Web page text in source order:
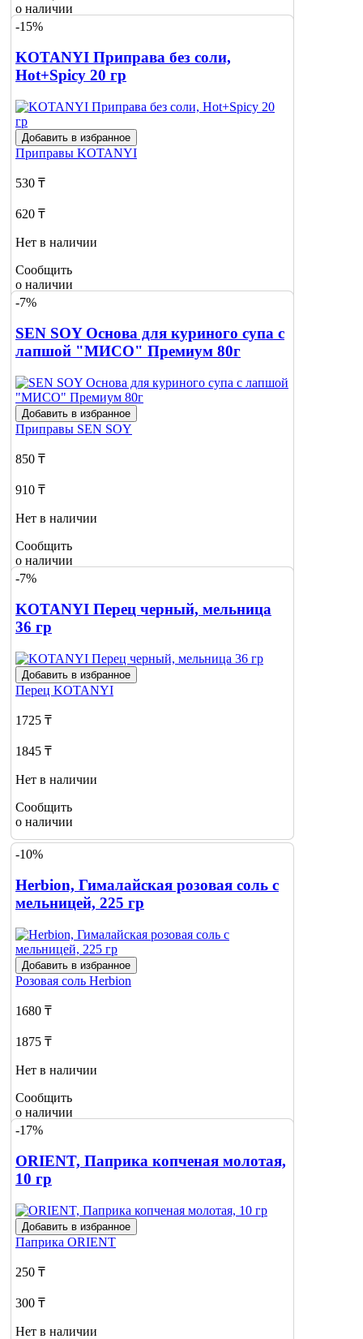
о наличии
-15%
KOTANYI Приправа без соли,
Hot+Spicy 20 гр
Добавить в избранное
Приправы KOTANYI
530 ₸
620 ₸
Нет в наличии
Сообщить
о наличии
-7%
SEN SOY Основа для куриного супа с
лапшой "МИСО" Премиум 80г
Добавить в избранное
Приправы SEN SOY
850 ₸
910 ₸
Нет в наличии
Сообщить
о наличии
-7%
KOTANYI Перец черный, мельница
36 гр
Добавить в избранное
Перец KOTANYI
1725 ₸
1845 ₸
Нет в наличии
Сообщить
о наличии
-10%
Herbion, Гималайская розовая соль с
мельницей, 225 гр
Добавить в избранное
Розовая соль Herbion
1680 ₸
1875 ₸
Нет в наличии
Сообщить
о наличии
-17%
ORIENT, Паприка копченая молотая,
10 гр
Добавить в избранное
Паприка ORIENT
250 ₸
300 ₸
Нет в наличии